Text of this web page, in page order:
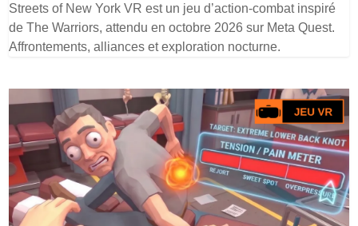
Streets of New York VR est un jeu d’action-combat inspiré
de The Warriors, attendu en octobre 2026 sur Meta Quest.
Affrontements, alliances et exploration nocturne.